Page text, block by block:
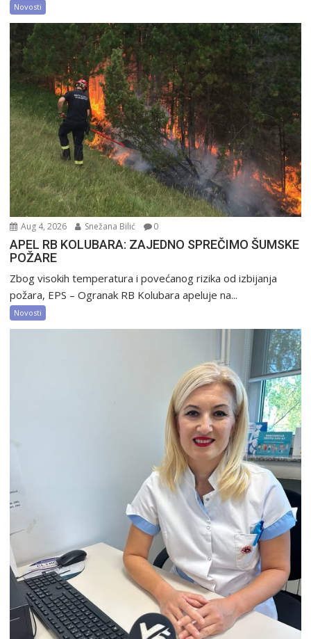
Novosti
Aug 4, 2026 Snežana Bilić 0
APEL RB KOLUBARA: ZAJEDNO SPREČIMO ŠUMSKE
POŽARE
Zbog visokih temperatura i povećanog rizika od izbijanja
požara, EPS – Ogranak RB Kolubara apeluje na...
Novosti